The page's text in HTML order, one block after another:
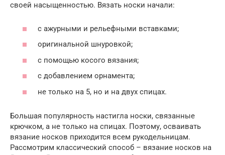
своей насыщенностью. Вязать носки начали:
с ажурными и рельефными вставками;
оригинальной шнуровкой;
с помощью косого вязания;
с добавлением орнамента;
не только на 5, но и на двух спицах.
Большая популярность настигла носки, связанные
крючком, а не только на спицах. Поэтому, осваивать
вязание носков приходится всем рукодельницам.
Рассмотрим классический способ – вязание носков на